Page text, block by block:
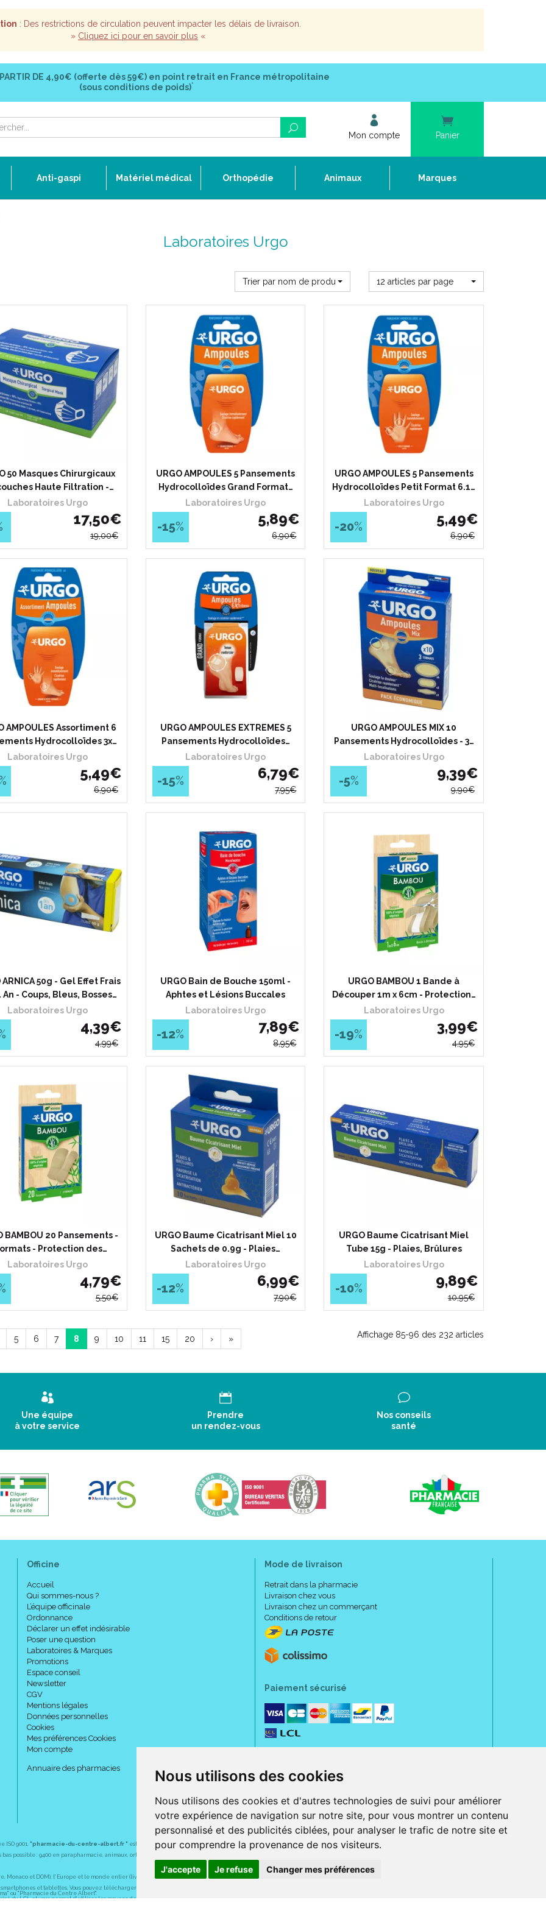
Nous utilisons des cookies
Nous utilisons des cookies et d'autres technologies de suivi pour améliorer
votre expérience de navigation sur notre site, pour vous montrer un contenu
personnalisé et des publicités ciblées, pour analyser le trafic de notre site et
pour comprendre la provenance de nos visiteurs.
J'accepte Je refuse Changer mes préférences
: Des restrictions de circulation peuvent impacter les délais de livraison.
» Cliquez ici pour en savoir plus «
DE 4,90€ (offerte dès 59€) en point retrait en France métropolitaine
(sous conditions de poids)*
Mon compte Panier
Anti-gaspi Matériel médical Orthopédie Animaux Marques
Laboratoires Urgo
Trier par nom de produit 12 articles par page
50 Masques Chirurgicaux
Haute Filtration -…
Laboratoires Urgo
17,50€
19,00€
URGO AMPOULES 5 Pansements
Hydrocolloïdes Grand Format…
Laboratoires Urgo
5,89€
6,90€
-15%
URGO AMPOULES 5 Pansements
Hydrocolloïdes Petit Format 6.1…
Laboratoires Urgo
5,49€
6,90€
-20%
AMPOULES Assortiment 6
Hydrocolloïdes 3x…
Laboratoires Urgo
5,49€
6,90€
URGO AMPOULES EXTREMES 5
Pansements Hydrocolloïdes…
Laboratoires Urgo
6,79€
7,95€
-15%
URGO AMPOULES MIX 10
Pansements Hydrocolloïdes - 3…
Laboratoires Urgo
9,39€
9,90€
-5%
ARNICA 50g - Gel Effet Frais
An - Coups, Bleus, Bosses…
Laboratoires Urgo
4,39€
4,99€
URGO Bain de Bouche 150ml -
Aphtes et Lésions Buccales
Laboratoires Urgo
7,89€
8,95€
-12%
URGO BAMBOU 1 Bande à
Découper 1m x 6cm - Protection…
Laboratoires Urgo
3,99€
4,95€
-19%
BAMBOU 20 Pansements -
- Protection des…
Laboratoires Urgo
4,79€
5,50€
URGO Baume Cicatrisant Miel 10
Sachets de 0.9g - Plaies…
Laboratoires Urgo
6,99€
7,90€
-12%
URGO Baume Cicatrisant Miel
Tube 15g - Plaies, Brûlures
Laboratoires Urgo
9,89€
10,95€
-10%
5 6 7 8 9 10 11 15 20 › » Affichage 85-96 des 232 articles
Une équipe
à votre service
Prendre
un rendez-vous
Nos conseils
santé
Officine
Accueil
Qui sommes-nous ?
L’équipe officinale
Ordonnance
Déclarer un effet indésirable
Poser une question
Laboratoires & Marques
Promotions
Espace conseil
Newsletter
CGV
Mentions légales
Données personnelles
Cookies
Mes préférences Cookies
Mon compte
Annuaire des pharmacies
Mode de livraison
Retrait dans la pharmacie
Livraison chez vous
Livraison chez un commerçant
Conditions de retour
Paiement sécurisé
9001. "pharmacie-du-centre-albert.fr " est le site internet de l a pharmacie du centre, 32 rue Jeanne d' Harcourt, 80300 Albert.
possible : 9400 en parapharmacie, animaux, orthopédie, matériel médical. 1700 en médicaments sans ordonnance.
et DOM), l' Europe et le monde entier (livraison assuré par Colissimo et ses partenaires à l' étranger).
et tablettes. Vous pouvez télécharger gratuitement l' application sur l' AppStore (pour iPhone, iPad et iPod touch), ou sur Google Play (pour Androïd 5.0 ou version
ou "Pharmacie du Centre Albert".
du LCL et vous permet d' utiliser les moyens de paiement suivants : CB, Visa, MasterCard, American Express, Bancontact, PayPal.